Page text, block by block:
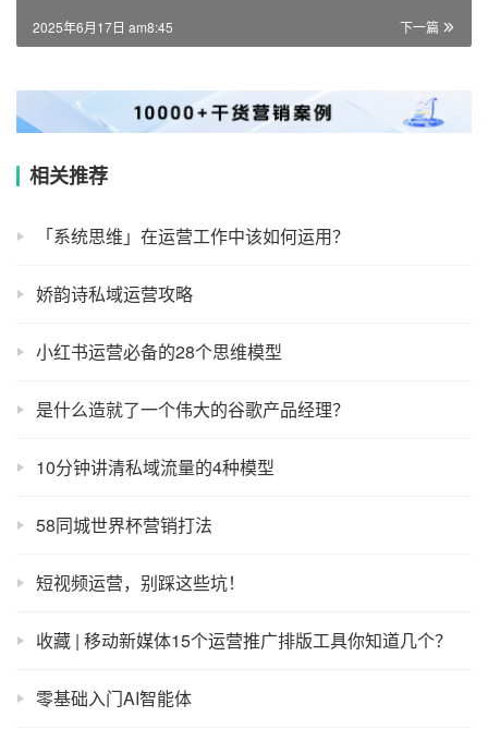
下一篇
2025年6月17日 am8:45
相关推荐
「系统思维」在运营工作中该如何运用？
娇韵诗私域运营攻略
小红书运营必备的28个思维模型
是什么造就了一个伟大的谷歌产品经理？
10分钟讲清私域流量的4种模型
58同城世界杯营销打法
短视频运营，别踩这些坑！
收藏 | 移动新媒体15个运营推广排版工具你知道几个？
零基础入门AI智能体